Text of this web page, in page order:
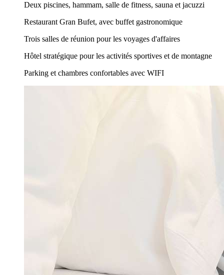
Deux piscines, hammam, salle de fitness, sauna et jacuzzi
Restaurant Gran Bufet, avec buffet gastronomique
Trois salles de réunion pour les voyages d'affaires
Hôtel stratégique pour les activités sportives et de montagne
Parking et chambres confortables avec WIFI